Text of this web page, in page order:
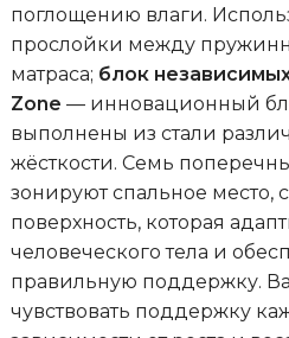
поглощению влаги.
прослойки между
матраса; блок
Zone — инновационный
выполнены из стали
жёсткости. Семь
зонируют спальное место,
поверхность, которая
человеческого тела и
правильную поддержку.
чувствовать поддержку